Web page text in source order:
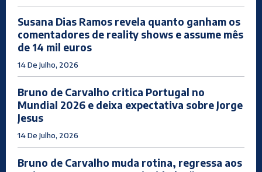
Susana Dias Ramos revela quanto ganham os
comentadores de reality shows e assume mês
de 14 mil euros
14 De Julho, 2026
Bruno de Carvalho critica Portugal no
Mundial 2026 e deixa expectativa sobre Jorge
Jesus
14 De Julho, 2026
Bruno de Carvalho muda rotina, regressa aos